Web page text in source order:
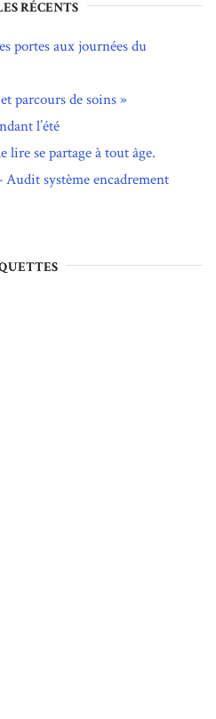
RÉCENTS
portes aux journées du
parcours de soins »
l’été
lire se partage à tout âge.
Audit système encadrement